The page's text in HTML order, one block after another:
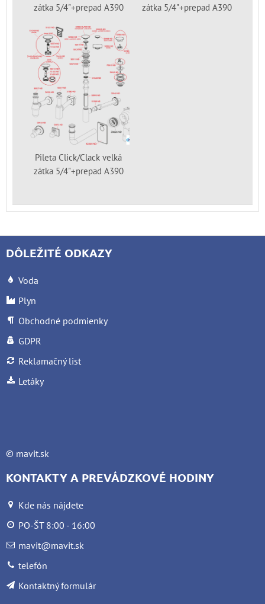
zátka 5/4"+prepad A390
zátka 5/4"+prepad A390
Pileta Click/Clack velká
zátka 5/4"+prepad A390
DÔLEŽITÉ ODKAZY
Voda
Plyn
Obchodné podmienky
GDPR
Reklamačný list
Letáky
© mavit.sk
KONTAKTY A PREVÁDZKOVÉ HODINY
Kde nás nájdete
PO-ŠT 8:00 - 16:00
mavit@mavit.sk
telefón
Kontaktný formulár